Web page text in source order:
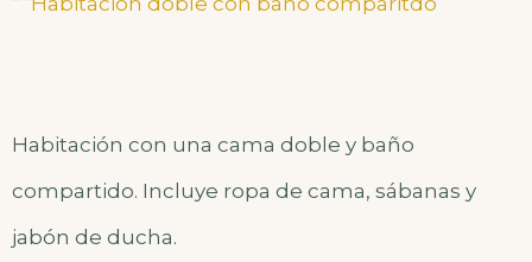
Habitación con una cama doble y baño
compartido. Incluye ropa de cama, sábanas y
jabón de ducha.